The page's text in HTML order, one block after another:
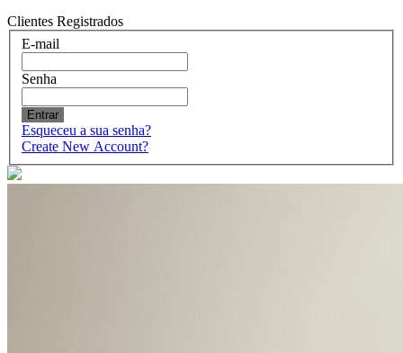
Clientes Registrados
E-mail
Senha
Entrar
Esqueceu a sua senha?
Create New Account?